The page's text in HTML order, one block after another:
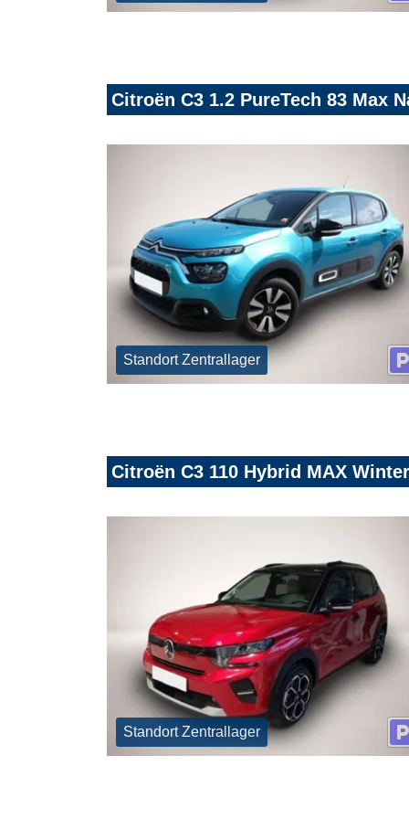
Citroën C3 1.2 PureTech 83 Max
Standort Zentrallager
Citroën C3 110 Hybrid MAX
Standort Zentrallager